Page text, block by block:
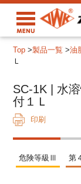
Top >製品一覧 >油
Ｌ
SC-1K | 水
付１Ｌ
印刷
危険等級Ⅲ 第